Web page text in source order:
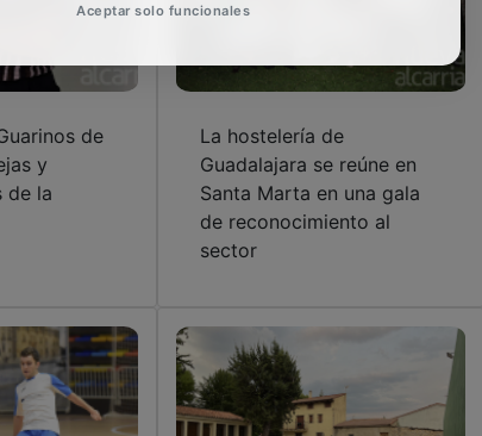
de
y
de la
La hostelería de
Guadalajara se reúne en
Santa Marta en una gala
de reconocimiento al
sector
Aceptar solo funcionales